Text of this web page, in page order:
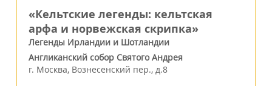
«Кельтские легенды: кельтская
арфа и норвежская скрипка»
Легенды Ирландии и Шотландии
Англиканский собор Святого Андрея
г. Москва, Вознесенский пер., д.8